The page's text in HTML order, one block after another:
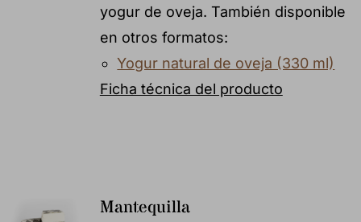
yogur de oveja. También disponible
en otros formatos:
Yogur natural de oveja (330 ml)
Ficha técnica del producto
Mantequilla